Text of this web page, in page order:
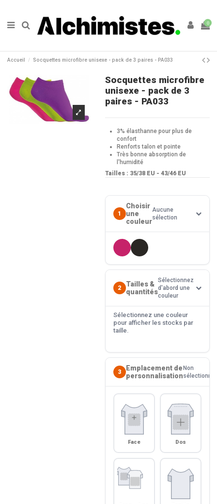
0
Accueil Socquettes microfibre unisexe - pack de 3 paires - PA033
Socquettes microfibre
unisexe - pack de 3
paires - PA033
3% élasthanne pour plus de
confort
Renforts talon et pointe
Très bonne absorption de
l'humidité
Tailles : 35/38 EU - 43/46 EU
1
Choisir
une
couleur
Aucune
sélection
2
Tailles &
quantités
Sélectionnez
d'abord une
couleur
Sélectionnez une couleur
pour afficher les stocks par
taille.
3
Emplacement de
personnalisation
Non
sélectionné
Face Dos